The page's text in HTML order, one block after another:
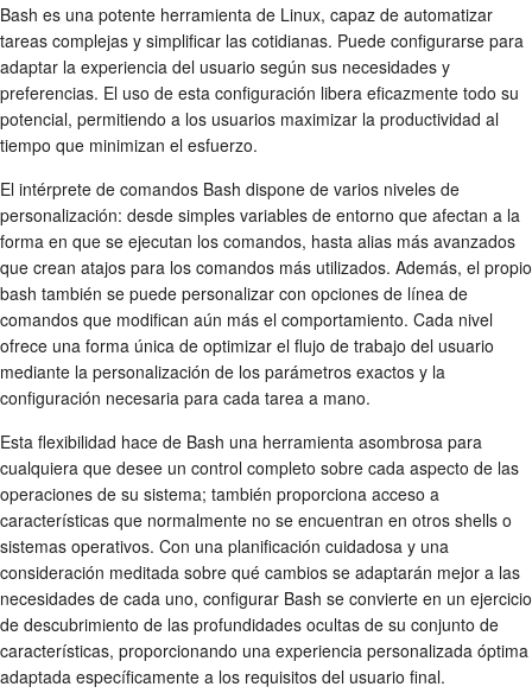
Bash es una potente herramienta de Linux, capaz de automatizar
tareas complejas y simplificar las cotidianas. Puede configurarse para
adaptar la experiencia del usuario según sus necesidades y
preferencias. El uso de esta configuración libera eficazmente todo su
potencial, permitiendo a los usuarios maximizar la productividad al
tiempo que minimizan el esfuerzo.
El intérprete de comandos Bash dispone de varios niveles de
personalización: desde simples variables de entorno que afectan a la
forma en que se ejecutan los comandos, hasta alias más avanzados
que crean atajos para los comandos más utilizados. Además, el propio
bash también se puede personalizar con opciones de línea de
comandos que modifican aún más el comportamiento. Cada nivel
ofrece una forma única de optimizar el flujo de trabajo del usuario
mediante la personalización de los parámetros exactos y la
configuración necesaria para cada tarea a mano.
Esta flexibilidad hace de Bash una herramienta asombrosa para
cualquiera que desee un control completo sobre cada aspecto de las
operaciones de su sistema; también proporciona acceso a
características que normalmente no se encuentran en otros shells o
sistemas operativos. Con una planificación cuidadosa y una
consideración meditada sobre qué cambios se adaptarán mejor a las
necesidades de cada uno, configurar Bash se convierte en un ejercicio
de descubrimiento de las profundidades ocultas de su conjunto de
características, proporcionando una experiencia personalizada óptima
adaptada específicamente a los requisitos del usuario final.